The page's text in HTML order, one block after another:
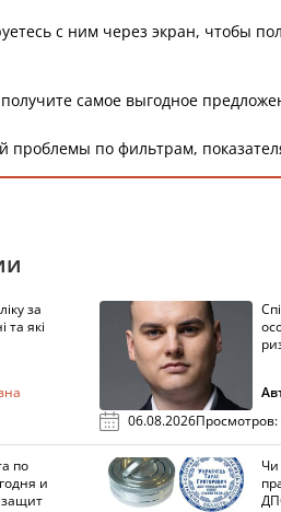
с ним через экран, чтобы
самое выгодное
проблемы по фильтрам,
за
та які
06.08.2026Просмотров:
по
и
защит
Чи